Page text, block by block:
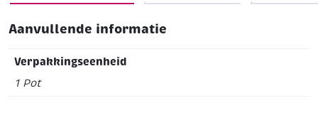
Aanvullende informatie
Verpakkingseenheid
1 Pot